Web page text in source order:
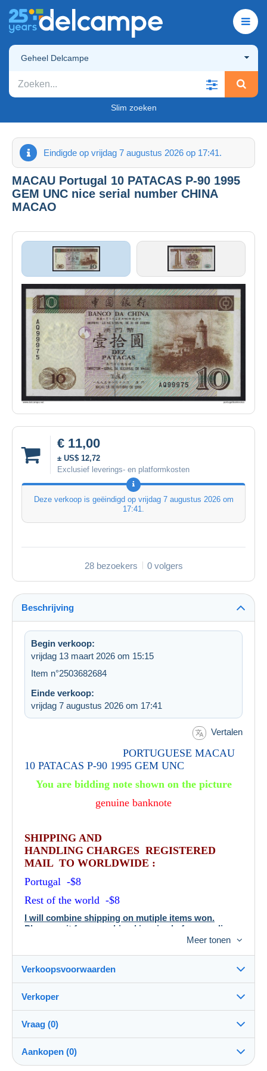
Geheel Delcampe
Slim zoeken
Eindigde op vrijdag 7 augustus 2026 op 17:41.
MACAU Portugal 10 PATACAS P-90 1995
GEM UNC nice serial number CHINA
MACAO
€ 11,00
± US$ 12,72
Exclusief leverings- en platformkosten
Deze verkoop is geëindigd op vrijdag 7 augustus 2026 om
17:41
28 bezoekers 0 volgers
Beschrijving
Begin verkoop:
vrijdag 13 maart 2026 om 15:15
Item n°2503682684
Einde verkoop:
vrijdag 7 augustus 2026 om 17:41
Vertalen
PORTUGUESE MACAU
10 PATACAS P-90 1995 GEM UNC
You are bidding note shown on the picture
genuine banknote
SHIPPING AND
HANDLING CHARGES REGISTERED
MAIL TO WORLDWIDE :
Portugal -$8
Rest of the world -$8
I will combine shipping on mutiple items won.
Please wait for a combined invoice before sending
Meer tonen
Verkoopsvoorwaarden
Details van de verkoopvoorwaarden
Verzending na betaling binnen 14 dagen
Verkoper
portugalbanknotes100%(22x)
Winkel
Vraag (0)
Aankopen (0)